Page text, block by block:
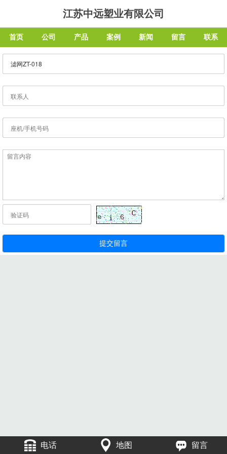
江苏中远塑业有限公司
首页 公司 产品 案例 新闻 留言 联系
电话 地图 留言